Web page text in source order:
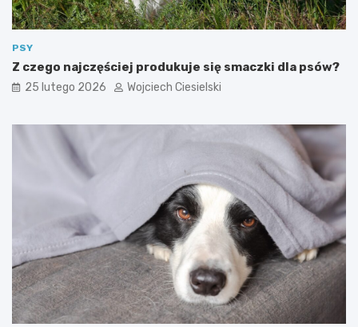
PSY
Z czego najczęściej produkuje się smaczki dla psów?
25 lutego 2026 Wojciech Ciesielski